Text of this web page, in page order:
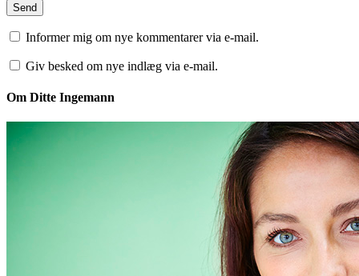
Informer mig om nye kommentarer via e-mail.
Giv besked om nye indlæg via e-mail.
Om Ditte Ingemann